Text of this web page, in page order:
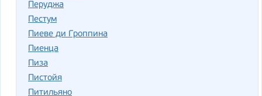
Перуджа
Пестум
Пиеве ди Гроппина
Пиенца
Пиза
Пистойя
Питильяно